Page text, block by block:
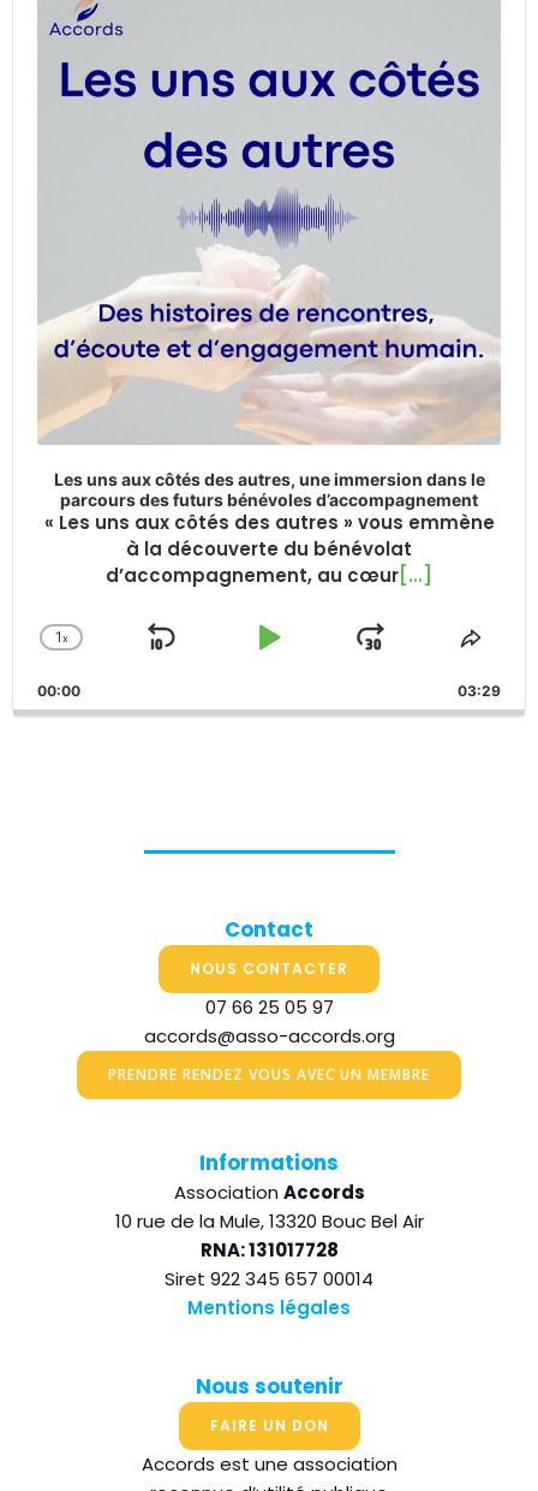
Les uns aux côtés des autres, une immersion dans le
parcours des futurs bénévoles d’accompagnement
« Les uns aux côtés des autres » vous emmène
à la découverte du bénévolat
d’accompagnement, au cœur[...]
Change
Rate
1x
Skip
Play
Jump
Forward
Share
00:00 03:29
Contact
NOUS CONTACTER
07 66 25 05 97
accords@asso-accords.org
PRENDRE RENDEZ VOUS AVEC UN MEMBRE
Informations
Association Accords
10 rue de la Mule, 13320 Bouc Bel Air
RNA: 131017728
Siret 922 345 657 00014
Mentions légales
Nous soutenir
FAIRE UN DON
Accords est une association